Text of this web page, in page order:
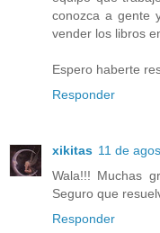
conozca a gente
vender los libros
Espero haberte
Responder
xikitas 11 de
Wala!!! Muchas
Seguro que
Responder